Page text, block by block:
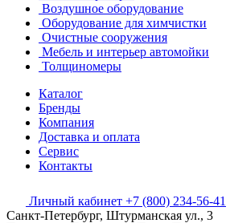
Воздушное оборудование
Оборудование для химчистки
Очистные сооружения
Мебель и интерьер автомойки
Толщиномеры
Каталог
Бренды
Компания
Доставка и оплата
Сервис
Контакты
Личный кабинет +7 (800) 234-56-41
Санкт-Петербург, Штурманская ул., 3